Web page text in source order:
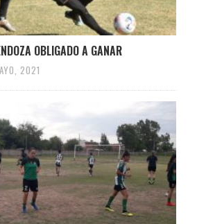
OBLIGADO A GANAR
2021